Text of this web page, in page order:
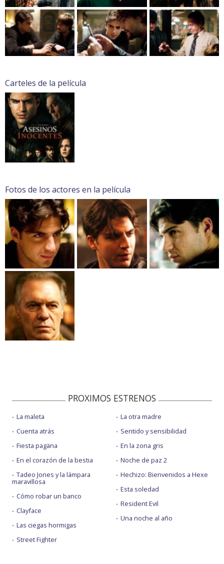
Carteles de la película
Fotos de los actores en la película
PROXIMOS ESTRENOS
La maleta
Cuenta atrás
Fiesta pagäna
En el corazón de la bestia
Tadeo Jones y la lámpara
maravillosa
Cómo robar un banco
Clayface
Las ciegas hormigas
Street Fighter
La otra madre
Sentido y sensibilidad
En la zona gris
Noche de paz 2
Hechizo: Bienvenidos a Hexe
Esta soledad
Resident Evil
Una noche al año